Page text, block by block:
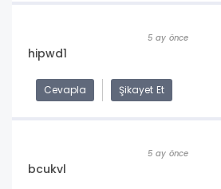
5 ay önce
hipwd1
Cevapla Şikayet Et
5 ay önce
bcukvl